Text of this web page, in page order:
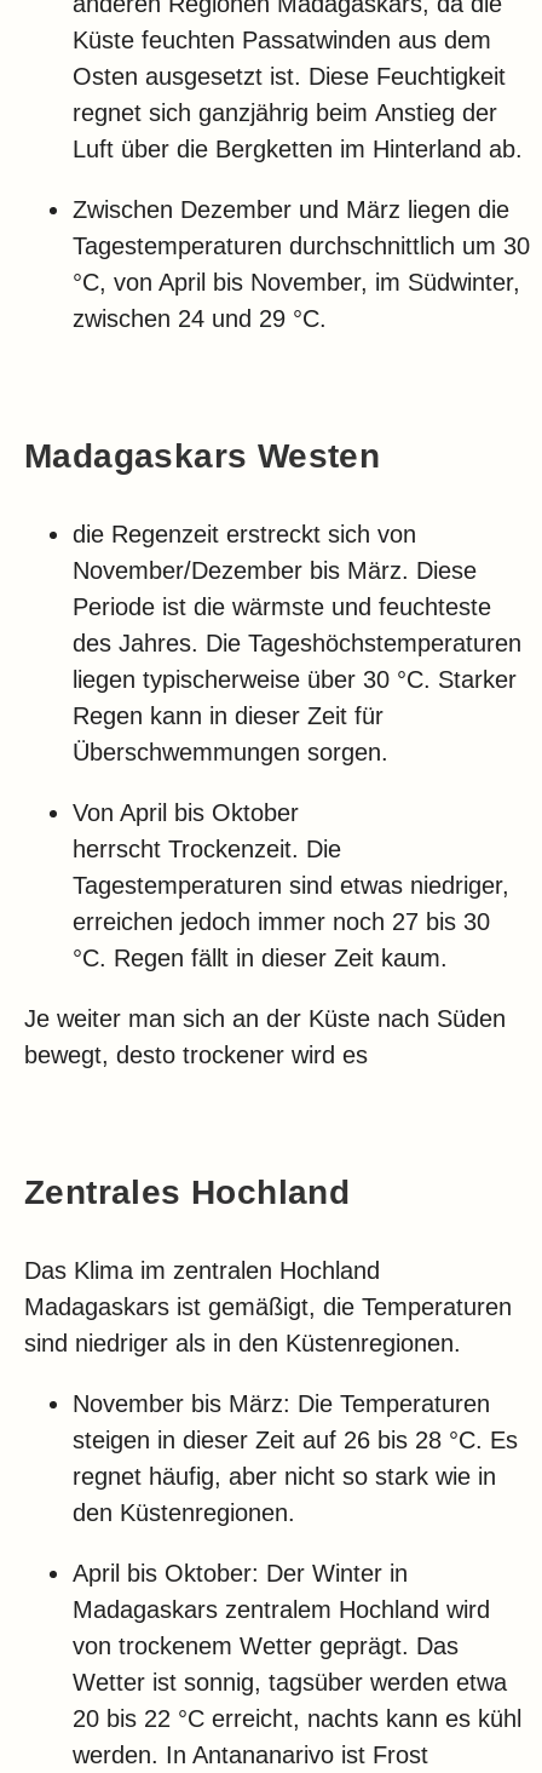
Küste feuchten Passatwinden aus dem
Osten ausgesetzt ist. Diese Feuchtigkeit
regnet sich ganzjährig beim Anstieg der
Luft über die Bergketten im Hinterland ab.
Zwischen Dezember und März liegen die
Tagestemperaturen durchschnittlich um 30
°C, von April bis November, im Südwinter,
zwischen 24 und 29 °C.
Madagaskars Westen
die Regenzeit erstreckt sich von
November/Dezember bis März. Diese
Periode ist die wärmste und feuchteste
des Jahres. Die Tageshöchstemperaturen
liegen typischerweise über 30 °C. Starker
Regen kann in dieser Zeit für
Überschwemmungen sorgen.
Von April bis Oktober
herrscht Trockenzeit. Die
Tagestemperaturen sind etwas niedriger,
erreichen jedoch immer noch 27 bis 30
°C. Regen fällt in dieser Zeit kaum.
Je weiter man sich an der Küste nach Süden
bewegt, desto trockener wird es
Zentrales Hochland
Das Klima im zentralen Hochland
Madagaskars ist gemäßigt, die Temperaturen
sind niedriger als in den Küstenregionen.
November bis März: Die Temperaturen
steigen in dieser Zeit auf 26 bis 28 °C. Es
regnet häufig, aber nicht so stark wie in
den Küstenregionen.
April bis Oktober: Der Winter in
Madagaskars zentralem Hochland wird
von trockenem Wetter geprägt. Das
Wetter ist sonnig, tagsüber werden etwa
20 bis 22 °C erreicht, nachts kann es kühl
werden. In Antananarivo ist Frost